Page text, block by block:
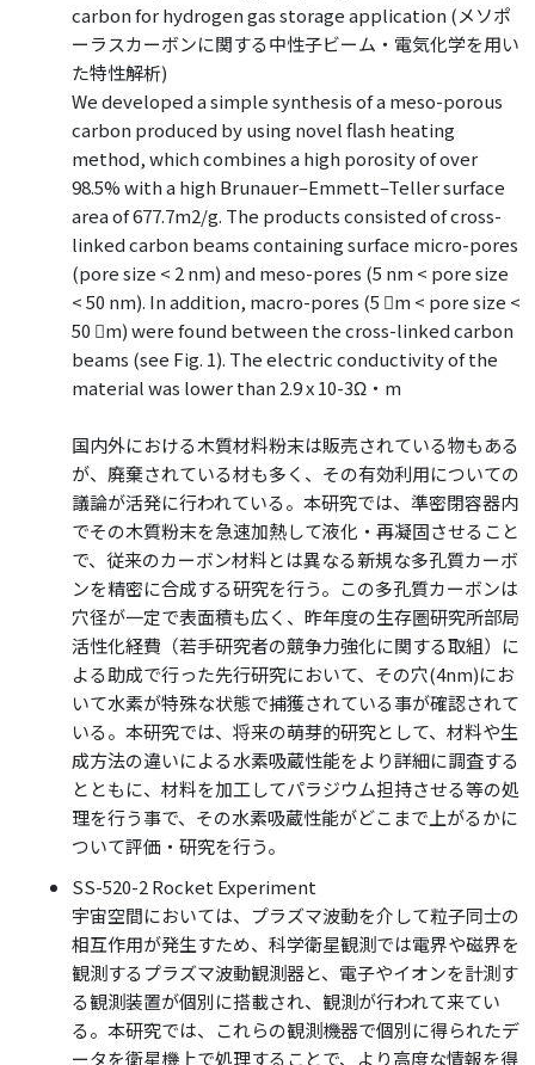
carbon for hydrogen gas storage application (メソポ
ーラスカーボンに関する中性子ビーム・電気化学を用い
た特性解析)
We developed a simple synthesis of a meso-porous
carbon produced by using novel flash heating
method, which combines a high porosity of over
98.5% with a high Brunauer–Emmett–Teller surface
area of 677.7m2/g. The products consisted of cross-
linked carbon beams containing surface micro-pores
(pore size < 2 nm) and meso-pores (5 nm < pore size
< 50 nm). In addition, macro-pores (5 m < pore size <
50 m) were found between the cross-linked carbon
beams (see Fig. 1). The electric conductivity of the
material was lower than 2.9 x 10-3Ω・m
国内外における木質材料粉末は販売されている物もある
が、廃棄されている材も多く、その有効利用についての
議論が活発に行われている。本研究では、準密閉容器内
でその木質粉末を急速加熱して液化・再凝固させること
で、従来のカーボン材料とは異なる新規な多孔質カーボ
ンを精密に合成する研究を行う。この多孔質カーボンは
穴径が一定で表面積も広く、昨年度の生存圏研究所部局
活性化経費（若手研究者の競争力強化に関する取組）に
よる助成で行った先行研究において、その穴(4nm)にお
いて水素が特殊な状態で捕獲されている事が確認されて
いる。本研究では、将来の萌芽的研究として、材料や生
成方法の違いによる水素吸蔵性能をより詳細に調査する
とともに、材料を加工してパラジウム担持させる等の処
理を行う事で、その水素吸蔵性能がどこまで上がるかに
ついて評価・研究を行う。
SS-520-2 Rocket Experiment
宇宙空間においては、プラズマ波動を介して粒子同士の
相互作用が発生すため、科学衛星観測では電界や磁界を
観測するプラズマ波動観測器と、電子やイオンを計測す
る観測装置が個別に搭載され、観測が行われて来てい
る。本研究では、これらの観測機器で個別に得られたデ
ータを衛星機上で処理することで、より高度な情報を得